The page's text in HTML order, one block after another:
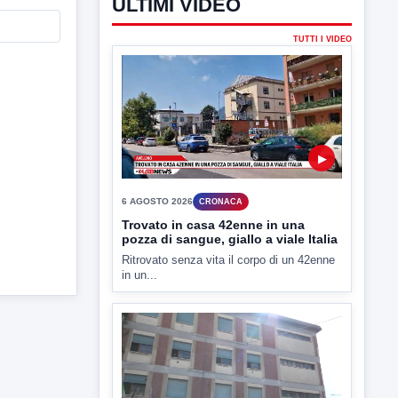
ULTIMI VIDEO
TUTTI I VIDEO
▶
6 AGOSTO 2026 CRONACA
Trovato in casa 42enne in una
pozza di sangue, giallo a viale Italia
Ritrovato senza vita il corpo di un 42enne
in un...